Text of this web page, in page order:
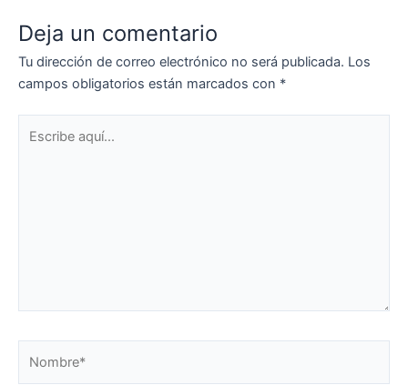
Deja un comentario
Tu dirección de correo electrónico no será publicada. Los
campos obligatorios están marcados con *
aquí...